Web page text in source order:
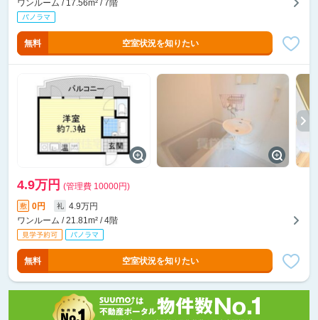
ワンルーム / 17.56m² / 7階
無料 空室状況を知りたい
4.9万円 (管理費 10000円)
敷 0円 礼
4.9万円
ワンルーム / 21.81m² / 4階
無料 空室状況を知りたい